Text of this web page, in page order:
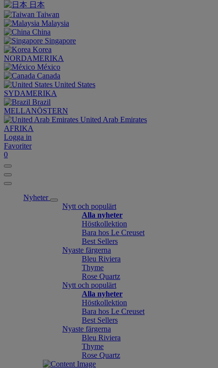
日本
Taiwan
Malaysia
China
Singapore
Korea
NORDAMERIKA
México
Canada
United States
SYDAMERIKA
Brazil
MELLANÖSTERN
United Arab Emirates
AFRIKA
Logga in
Favoriter
0
Nyheter
Nytt och populärt
Alla nyheter
Höstkollektion
Bara hos Le Creuset
Best Sellers
Nyaste färgerna
Bleu Riviera
Thyme
Rose Quartz
Nytt och populärt
Alla nyheter
Höstkollektion
Bara hos Le Creuset
Best Sellers
Nyaste färgerna
Bleu Riviera
Thyme
Rose Quartz